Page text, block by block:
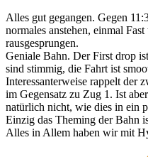
Alles gut gegangen. Gegen
normales anstehen, einmal
rausgesprungen.
Geniale Bahn. Der First drop
sind stimmig, die Fahrt ist
Interessanterweise rappelt der
im Gegensatz zu Zug 1. Ist
natürlich nicht, wie dies in ein
Einzig das Theming der Bahn
Alles in Allem haben wir mit